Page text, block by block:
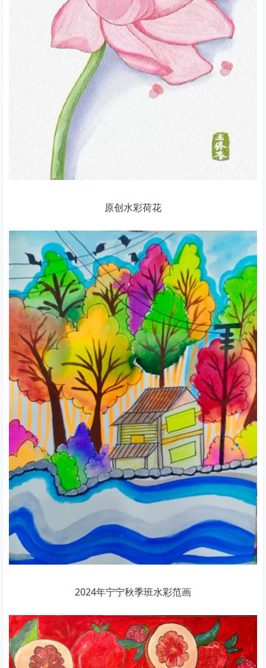
原创水彩荷花
2024年宁宁秋季班水彩范画